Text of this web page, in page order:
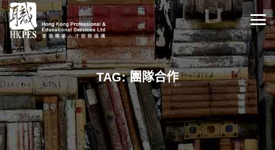
TAG: 團隊合作